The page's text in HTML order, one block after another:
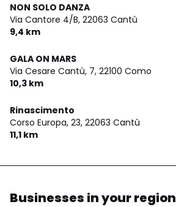
NON SOLO DANZA
Via Cantore 4/B, 22063 Cantù
9,4 km
GALA ON MARS
Via Cesare Cantù, 7, 22100 Como
10,3 km
Rinascimento
Corso Europa, 23, 22063 Cantù
11,1 km
Businesses in your region